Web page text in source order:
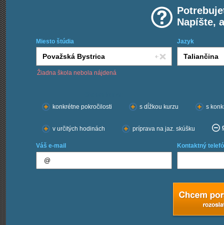
Napíšte,
Miesto štúdia Jazyk
Žiadna škola nebola nájdená
konkrétne pokročilosti
s dĺžkou kurzu s
v určitých hodinách príprava na jaz. skúšku
Váš e-mail Kontaktný